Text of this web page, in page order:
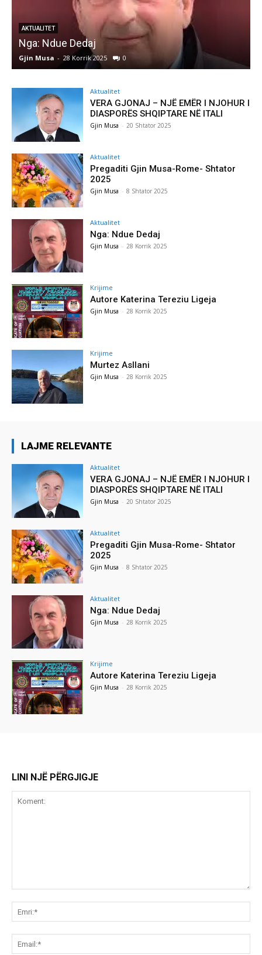
AKTUALITET
Nga: Ndue Dedaj
Gjin Musa - 28 Korrik 2025 0
Aktualitet
VERA GJONAJ – NJË EMËR I NJOHUR I
DIASPORËS SHQIPTARE NË ITALI
Gjin Musa - 20 Shtator 2025
Aktualitet
Pregaditi Gjin Musa-Rome- Shtator
2025
Gjin Musa - 8 Shtator 2025
Aktualitet
Nga: Ndue Dedaj
Gjin Musa - 28 Korrik 2025
Krijime
Autore Katerina Tereziu Ligeja
Gjin Musa - 28 Korrik 2025
Krijime
Murtez Asllani
Gjin Musa - 28 Korrik 2025
LAJME RELEVANTE
Aktualitet
VERA GJONAJ – NJË EMËR I NJOHUR I
DIASPORËS SHQIPTARE NË ITALI
Gjin Musa - 20 Shtator 2025
Aktualitet
Pregaditi Gjin Musa-Rome- Shtator
2025
Gjin Musa - 8 Shtator 2025
Aktualitet
Nga: Ndue Dedaj
Gjin Musa - 28 Korrik 2025
Krijime
Autore Katerina Tereziu Ligeja
Gjin Musa - 28 Korrik 2025
LINI NJË PËRGJIGJE